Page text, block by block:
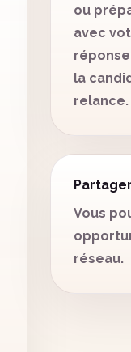
ou
avec
la
relance.
Vous
réseau.